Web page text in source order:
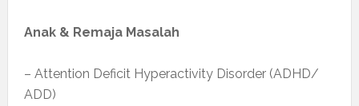
Anak & Remaja Masalah
– Attention Deficit Hyperactivity Disorder (ADHD/
ADD)